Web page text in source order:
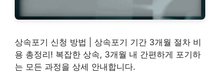
상속포기 신청 방법 | 상속포기 기간 3개월 절차 비
용 총정리! 복잡한 상속, 3개월 내 간편하게 포기하
는 모든 과정을 상세 안내합니다.